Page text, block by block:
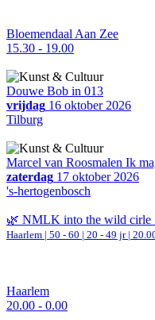
Bloemendaal Aan Zee
15.30 - 19.00
Douwe Bob in 013
vrijdag 16 oktober 2026
Tilburg
Marcel van Roosmalen Ik
zaterdag 17 oktober 2026
's-hertogenbosch
🌿 NMLK into the wild cirle
Haarlem | 50 - 60 | 20 - 49 jr |
Haarlem
20.00 - 0.00